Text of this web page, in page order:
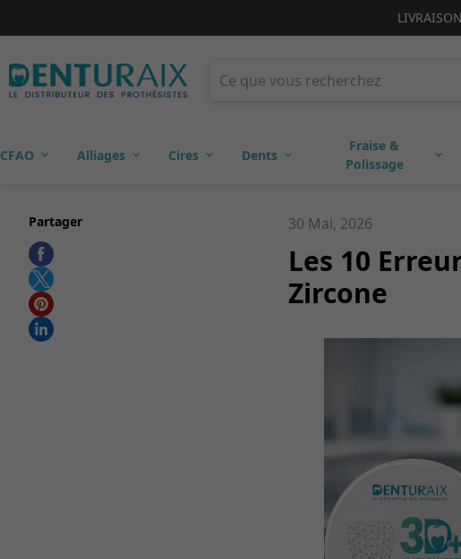
CFAO Alliages Cires Dents
Fraise &
Polissage
Partager 30 Mai, 2026
Les 10
Zircone